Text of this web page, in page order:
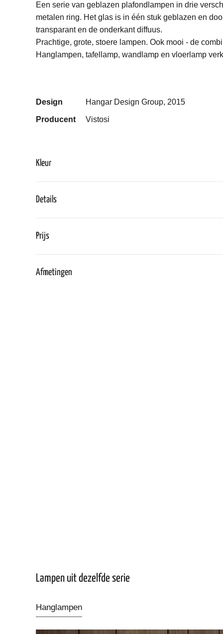
Een serie van geblazen plafondlampen in drie
metalen ring. Het glas is in één stuk geblazen en
transparant en de onderkant diffuus.
Prachtige, grote, stoere lampen. Ook mooi - de
Hanglampen, tafellamp, wandlamp en vloerlamp
Design Hangar Design Group, 2015
Producent Vistosi
Kleur
Details
Prijs
Afmetingen
Lampen uit dezelfde serie
Hanglampen